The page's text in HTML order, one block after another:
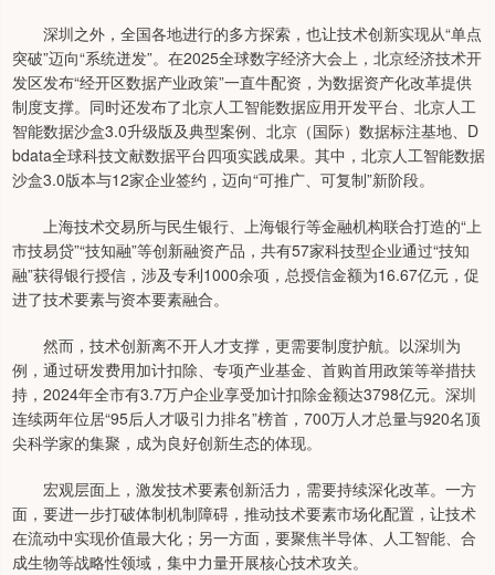
深圳之外，全国各地进行的多方探索，也让技术创新实现从“单点
突破”迈向“系统迸发”。在2025全球数字经济大会上，北京经济技术开
发区发布“经开区数据产业政策”一直牛配资，为数据资产化改革提供
制度支撑。同时还发布了北京人工智能数据应用开发平台、北京人工
智能数据沙盒3.0升级版及典型案例、北京（国际）数据标注基地、D
bdata全球科技文献数据平台四项实践成果。其中，北京人工智能数据
沙盒3.0版本与12家企业签约，迈向“可推广、可复制”新阶段。
上海技术交易所与民生银行、上海银行等金融机构联合打造的“上
市技易贷”“技知融”等创新融资产品，共有57家科技型企业通过“技知
融”获得银行授信，涉及专利1000余项，总授信金额为16.67亿元，促
进了技术要素与资本要素融合。
然而，技术创新离不开人才支撑，更需要制度护航。以深圳为
例，通过研发费用加计扣除、专项产业基金、首购首用政策等举措扶
持，2024年全市有3.7万户企业享受加计扣除金额达3798亿元。深圳
连续两年位居“95后人才吸引力排名”榜首，700万人才总量与920名顶
尖科学家的集聚，成为良好创新生态的体现。
宏观层面上，激发技术要素创新活力，需要持续深化改革。一方
面，要进一步打破体制机制障碍，推动技术要素市场化配置，让技术
在流动中实现价值最大化；另一方面，要聚焦半导体、人工智能、合
成生物等战略性领域，集中力量开展核心技术攻关。